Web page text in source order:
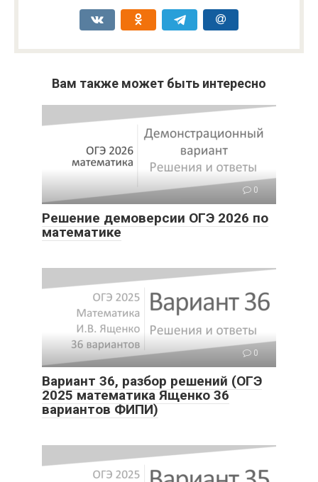
Вам также может быть интересно
0
Решение демоверсии ОГЭ 2026 по
математике
0
Вариант 36, разбор решений (ОГЭ
2025 математика Ященко 36
вариантов ФИПИ)